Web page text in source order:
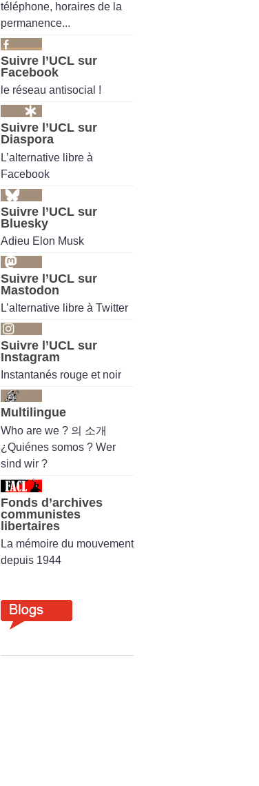
téléphone, horaires de la
permanence...
Suivre l’UCL sur
Facebook
le réseau antisocial !
Suivre l’UCL sur
Diaspora
L’alternative libre à
Facebook
Suivre l’UCL sur
Bluesky
Adieu Elon Musk
Suivre l’UCL sur
Mastodon
L’alternative libre à Twitter
Suivre l’UCL sur
Instagram
Instantanés rouge et noir
Multilingue
Who are we ? 의 소개
¿Quiénes somos ? Wer
sind wir ?
Fonds d’archives
communistes
libertaires
La mémoire du mouvement
depuis 1944